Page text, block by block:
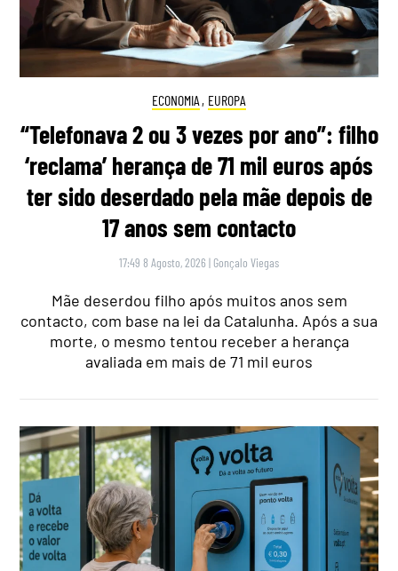
ECONOMIA , EUROPA
“Telefonava 2 ou 3 vezes por ano”: filho
‘reclama’ herança de 71 mil euros após
ter sido deserdado pela mãe depois de
17 anos sem contacto
17:49 8 Agosto, 2026 | Gonçalo Viegas
Mãe deserdou filho após muitos anos sem
contacto, com base na lei da Catalunha. Após a sua
morte, o mesmo tentou receber a herança
avaliada em mais de 71 mil euros